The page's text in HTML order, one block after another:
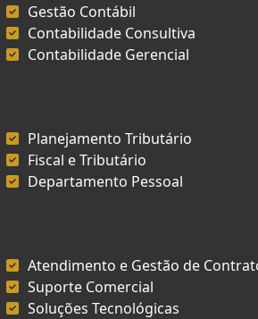
Gestão Contábil
Contabilidade Consultiva
Contabilidade Gerencial
Planejamento Tributário
Fiscal e Tributário
Departamento Pessoal
Atendimento e Gestão de
Suporte Comercial
Soluções Tecnológicas